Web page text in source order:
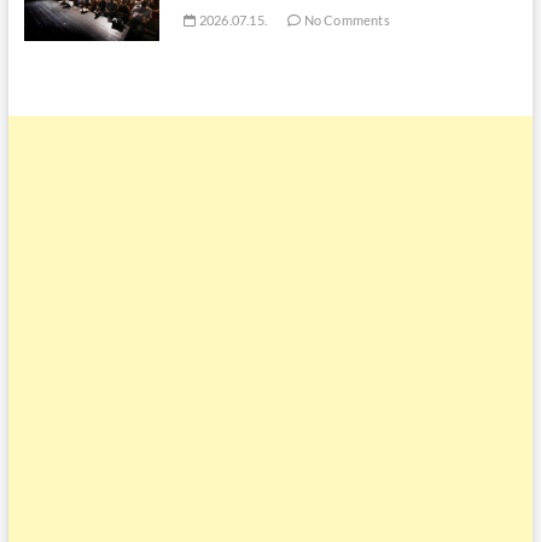
2026.07.15. No Comments